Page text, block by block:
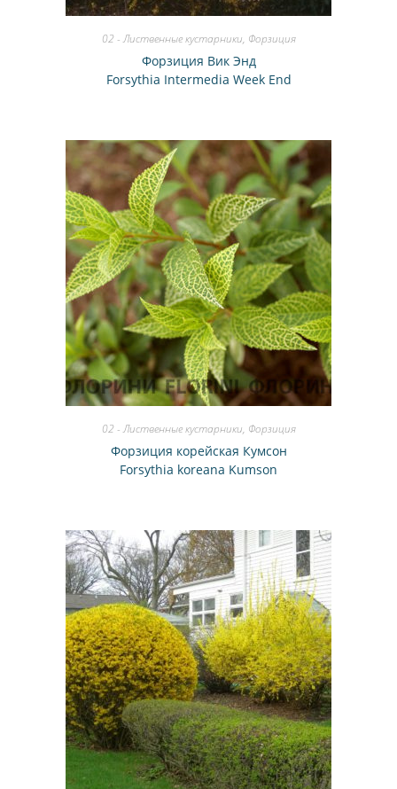
02 - Лиственные кустарники, Форзиция
Форзиция Вик Энд
Forsythia Intermedia Week End
02 - Лиственные кустарники, Форзиция
Форзиция корейская Кумсон
Forsythia koreana Kumson